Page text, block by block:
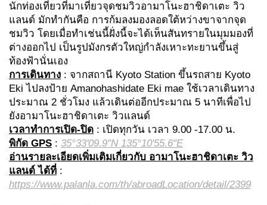
นักท่องเที่ยวที่มาเที่ยวจุดชมวิวอามาโนะฮาชิดาเตะ วิว
แลนด์ มักทำกันคือ การก้มลงมองลอดใต้หว่างขาจากจุด
ชมวิว โดยเมื่อทำเช่นนี้ฝั่งนี้จะได้เห็นสันทรายในมุมมองที่
ต่างออกไป เป็นรูปมังกรตัวใหญ่กำลังเหาะทะยานขึ้นสู่
ท้องฟ้านั่นเอง
การเดินทาง : จากสถานี Kyoto Station ขึ้นรถสาย Kyoto
Eki ไปลงป้าย Amanohashidate Eki mae ใช้เวลาเดินทาง
ประมาณ 2 ชั่วโมง แล้วเดินต่ออีกประมาณ 5 นาทีเพื่อไป
ยังอามาโนะฮาชิดาเตะ วิวแลนด์
เวลาทำการเปิด-ปิด : เปิดทุกวัน เวลา 9.00 -17.00 น.
พิกัด GPS : 35°33'09.9"N 135°10'55.6"E
อ่านรายละเอียดเพิ่มเติมเกี่ยวกับ อามาโนะฮาชิดาเตะ วิว
แลนด์ ได้ที่ :
https://www.palanla.com/th/abroadLocation/detail/2399